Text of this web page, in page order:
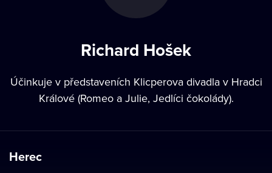
Richard Hošek
Účinkuje v představeních Klicperova divadla v Hradci
Králové (Romeo a Julie, Jedlíci čokolády).
Herec